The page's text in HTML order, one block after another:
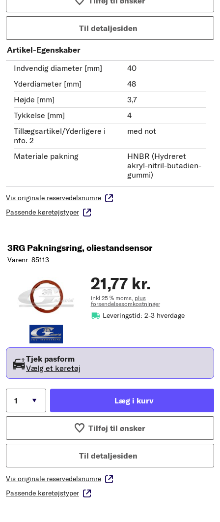
Til detaljesiden
Artikel-Egenskaber
Indvendig diameter [mm]
40
Yderdiameter [mm]
48
Højde [mm]
3,7
Tykkelse [mm]
4
Tillægsartikel/Yderligere i
nfo. 2
med not
Materiale pakning
HNBR (Hydreret
akryl-nitril-butadien-
gummi)
Vis originale reservedelsnumre
Passende køretøjstyper
3RG Pakningsring, oliestandsensor
Varenr. 85113
21,77 kr.
inkl 25 % moms, plus
forsendelsesomkostninger
Leveringstid: 2-3 hverdage
Tjek pasform
Vælg et køretøj
Læg i kurv
Tilføj til ønsker
Til detaljesiden
Vis originale reservedelsnumre
Passende køretøjstyper